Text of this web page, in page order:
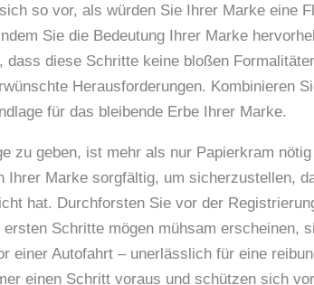
so vor, als würden Sie Ihrer Marke eine
Sie die Bedeutung Ihrer Marke
dass diese Schritte keine bloßen
Herausforderungen. Kombinieren
für das bleibende Erbe Ihrer Marke.
zu geben, ist mehr als nur Papierkram
Ihrer Marke sorgfältig, um sicherzustellen,
hat. Durchforsten Sie vor der
Schritte mögen mühsam erscheinen,
einer Autofahrt – unerlässlich für eine
einen Schritt voraus und schützen sich